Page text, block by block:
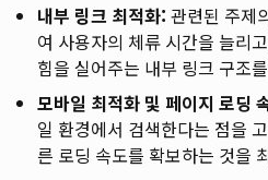
내부 링크 최적화: 관련된 주제
여 사용자의 체류 시간을 늘리
힘을 실어주는 내부 링크 구조
모바일 최적화 및 페이지 로딩
일 환경에서 검색한다는 점을
른 로딩 속도를 확보하는 것을